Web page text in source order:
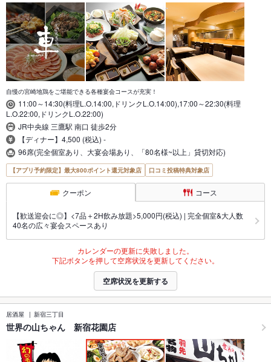
自慢の宮崎地鶏をご堪能できる各種宴会コースが充実！
11:00～14:30(料理L.O.14:00,ドリンクL.O.14:00),17:00～22:30(料理
L.O.22:00,ドリンクL.O.22:00)
JR中央線 三鷹駅 南口 徒歩2分
【ディナー】4,500 (税込) -
96席(完全個室あり、大宴会場あり、「80名様~以上」貸切対応)
【アプリ予約限定】最大800ポイント還元対象店 口コミ投稿特典対象店
クーポン コース
【歓送迎会に◎】<7品＋2H飲み放題>5,000円(税込) | 完全個室&大人数
40名の広々宴会スペースあり
カレンダーの更新に失敗しました。
下記ボタンを押して空席状況を更新してください。
空席状況を更新する
居酒屋 新宿三丁目
世界の山ちゃん 新宿花園店